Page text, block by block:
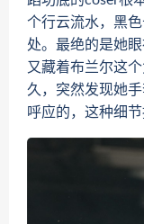
个行云流水，黑
处。最绝的是她
又藏着布兰尔这
久，突然发现她
呼应的，这种细